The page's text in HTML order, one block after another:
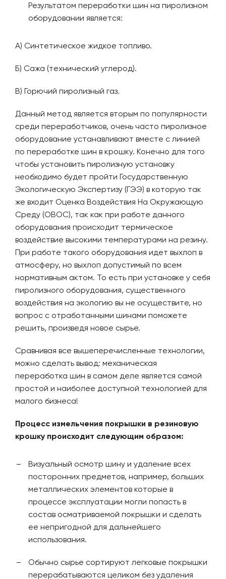
Результатом переработки шин на пиролизном
оборудовании является:
А) Синтетическое жидкое топливо.
Б) Сажа (технический углерод).
В) Горючий пиролизный газ.
Данный метод является вторым по популярности
среди переработчиков, очень часто пиролизное
оборудование устанавливают вместе с линией
по переработке шин в крошку. Конечно для того
чтобы установить пиролизную установку
необходимо будет пройти Государственную
Экологическую Экспертизу (ГЭЭ) в которую так
же входит Оценка Воздействия На Окружающую
Среду (ОВОС), так как при работе данного
оборудования происходит термическое
воздействие высокими температурами на резину.
При работе такого оборудования идет выхлоп в
атмосферу, но выхлоп допустимый по всем
нормативным актом. То есть при установке у себя
пиролизного оборудования, существенного
воздействия на экологию вы не осуществите, но
вопрос с отработанными шинами поможете
решить, произведя новое сырье.
Сравнивая все вышеперечисленные технологии,
можно сделать вывод: механическая
переработка шин в самом деле является самой
простой и наиболее доступной технологией для
малого бизнеса!
Процесс измельчения покрышки в резиновую
крошку происходит следующим образом:
Визуальный осмотр шину и удаление всех
посторонних предметов, например, больших
металлических элементов которые в
процессе эксплуатации могли попасть в
состав осматриваемой покрышки и сделать
ее непригодной для дальнейшего
использования.
Обычно сырье сортируют легковые покрышки
перерабатываются целиком без удаления